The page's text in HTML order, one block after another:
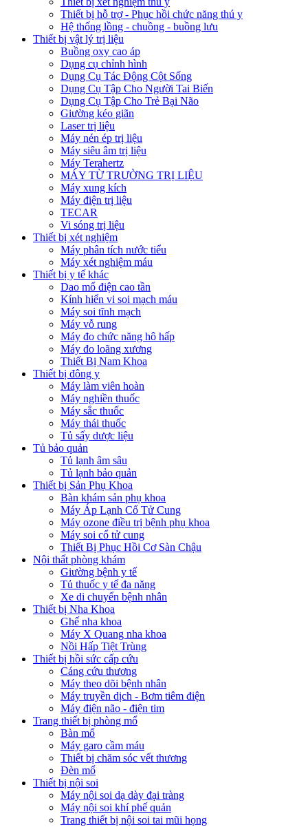
Thiết bị hỗ trợ - Phục hồi chức năng thú y
Hệ thống lồng - chuồng - buồng lưu
Thiết bị vật lý trị liệu
Buồng oxy cao áp
Dụng cụ chỉnh hình
Dụng Cụ Tác Động Cột Sống
Dụng Cụ Tập Cho Người Tai Biến
Dụng Cụ Tập Cho Trẻ Bại Não
Giường kéo giãn
Laser trị liệu
Máy nén ép trị liệu
Máy siêu âm trị liệu
Máy Terahertz
MÁY TỪ TRƯỜNG TRỊ LIỆU
Máy xung kích
Máy điện trị liệu
TECAR
Vi sóng trị liệu
Thiết bị xét nghiệm
Máy phân tích nước tiểu
Máy xét nghiệm máu
Thiết bị y tế khác
Dao mổ điện cao tần
Kính hiển vi soi mạch máu
Máy soi tĩnh mạch
Máy vỗ rung
Máy đo chức năng hô hấp
Máy đo loãng xương
Thiết Bị Nam Khoa
Thiết bị đông y
Máy làm viên hoàn
Máy nghiền thuốc
Máy sắc thuốc
Máy thái thuốc
Tủ sấy dược liệu
Tủ bảo quản
Tủ lạnh âm sâu
Tủ lạnh bảo quản
Thiết bị Sản Phụ Khoa
Bàn khám sản phụ khoa
Máy Áp Lạnh Cổ Tử Cung
Máy ozone điều trị bệnh phụ khoa
Máy soi cổ tử cung
Thiết Bị Phục Hồi Cơ Sàn Chậu
Nội thất phòng khám
Giường bệnh y tế
Tủ thuốc y tế đa năng
Xe di chuyển bệnh nhân
Thiết bị Nha Khoa
Ghế nha khoa
Máy X Quang nha khoa
Nồi Hấp Tiệt Trùng
Thiết bị hồi sức cấp cứu
Cáng cứu thương
Máy theo dõi bệnh nhân
Máy truyền dịch - Bơm tiêm điện
Máy điện não - điện tim
Trang thiết bị phòng mổ
Bàn mổ
Máy garo cầm máu
Thiết bị chăm sóc vết thương
Đèn mổ
Thiết bị nội soi
Máy nội soi dạ dày đại tràng
Máy nội soi khí phế quản
Trang thiết bị nội soi tai mũi họng